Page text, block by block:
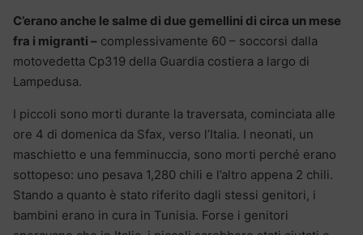
C’erano anche le salme di due gemellini di circa un mese
fra i migranti – complessivamente 60 – soccorsi dalla
motovedetta Cp319 della Guardia costiera a largo di
Lampedusa.
I piccoli sono morti durante la traversata, cominciata alle
ore 4 di domenica da Sfax, verso l’Italia. I neonati, un
maschietto e una femminuccia, sono morti perché erano
sottopeso: uno pesava 1,280 chili e l’altro appena 2 chili.
Stando a quanto è stato riferito dagli stessi genitori, i
bambini erano in cura in Tunisia. Forse i genitori